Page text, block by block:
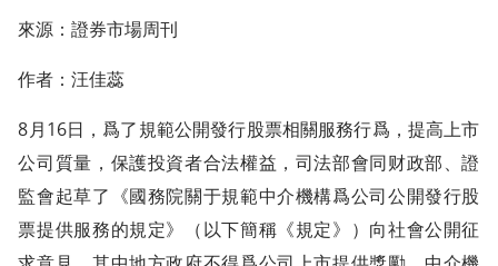
來源：證券市場周刊
作者：汪佳蕊
8月16日，爲了規範公開發行股票相關服務行爲，提高上市
公司質量，保護投資者合法權益，司法部會同财政部、證
監會起草了《國務院關于規範中介機構爲公司公開發行股
票提供服務的規定》（以下簡稱《規定》）向社會公開征